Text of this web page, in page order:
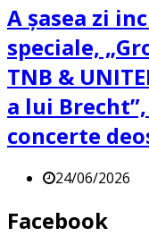
A șasea zi
speciale,
TNB &
a lui
concerte
24/06/2026
Facebook